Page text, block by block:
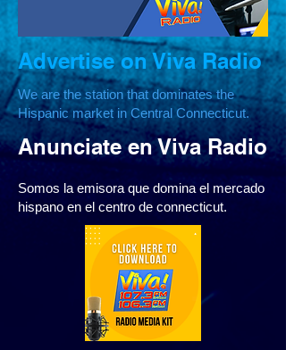
Advertise on Viva Radio
We are the station that dominates the
Hispanic market in Central Connecticut.
Anunciate en Viva Radio
Somos la emisora que domina el mercado
hispano en el centro de connecticut.